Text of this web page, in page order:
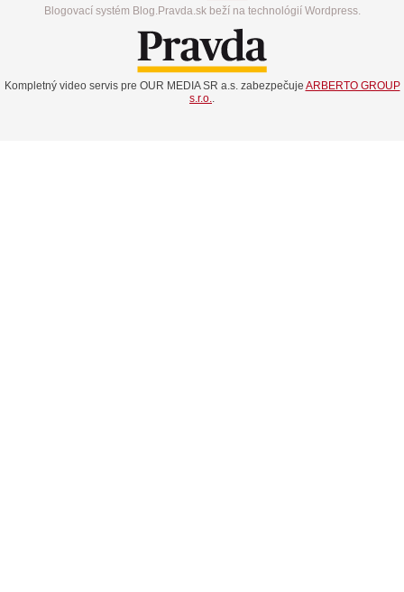
Blogovací systém Blog.Pravda.sk beží na technológií Wordpress.
Kompletný video servis pre OUR MEDIA SR a.s. zabezpečuje ARBERTO GROUP
s.r.o..